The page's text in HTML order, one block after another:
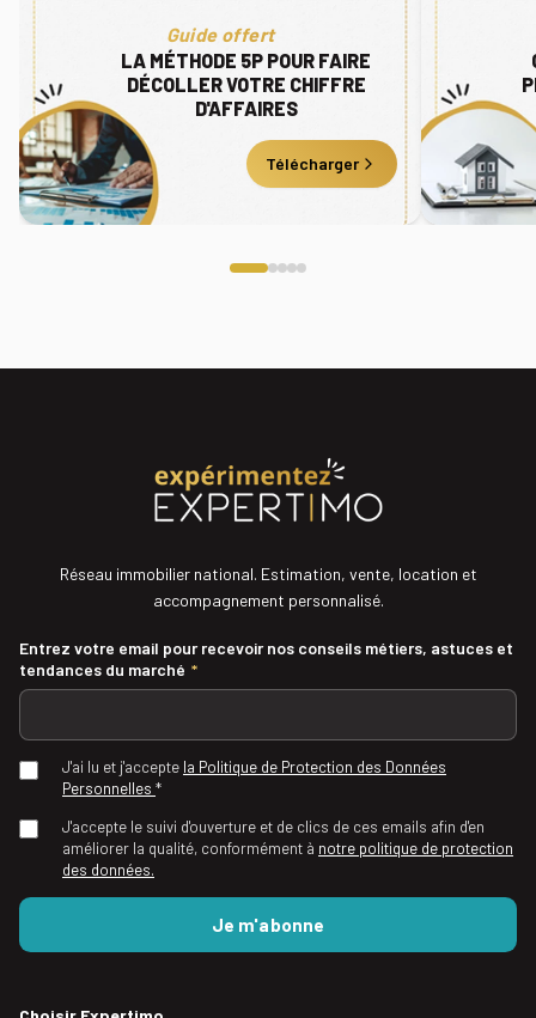
Guide offert
LA MÉTHODE 5P POUR FAIRE
DÉCOLLER VOTRE CHIFFRE
D'AFFAIRES
Télécharger
Réseau immobilier national. Estimation, vente, location et
accompagnement personnalisé.
Entrez votre email pour recevoir nos conseils métiers, astuces et
tendances du marché *
J'ai lu et j'accepte la Politique de Protection des Données
Personnelles *
J'accepte le suivi d'ouverture et de clics de ces emails afin d'en
améliorer la qualité, conformément à notre politique de protection
des données.